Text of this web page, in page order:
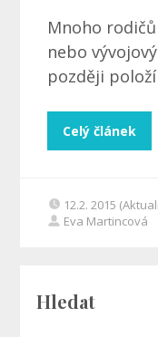
Mnoho
nebo
později
Celý článek
12.2. 2015
Eva Martincová
Hledat